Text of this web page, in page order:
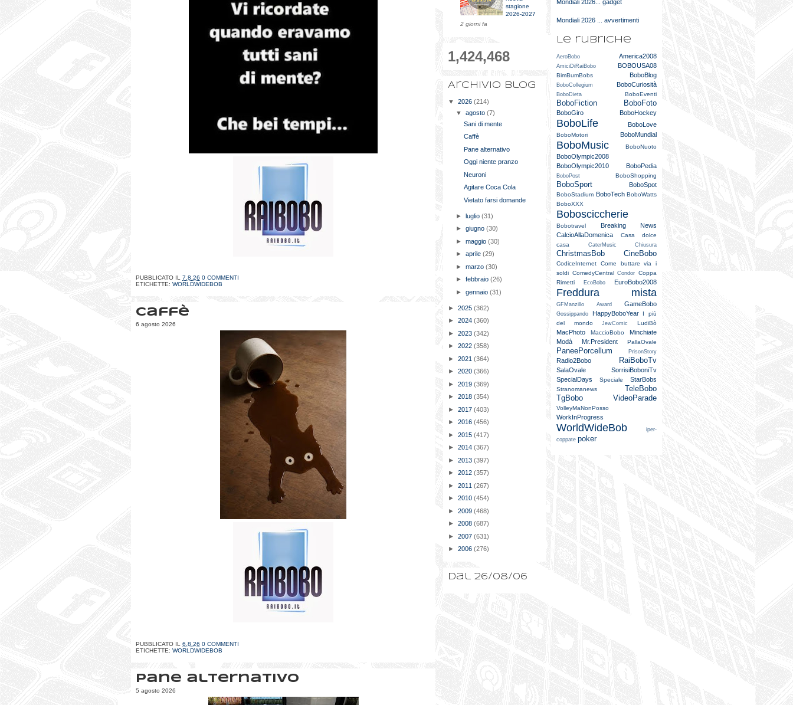
PUBBLICATO IL 7.8.26 0 COMMENTI
ETICHETTE: WORLDWIDEBOB
Caffè
6 agosto 2026
PUBBLICATO IL 6.8.26 0 COMMENTI
ETICHETTE: WORLDWIDEBOB
Pane alternativo
5 agosto 2026
stagione
2026-2027
2 giorni fa
1,424,468
Archivio blog
▼ 2026 (214)
▼agosto(7)
Sani di mente
Caffè
Pane alternativo
Oggi niente pranzo
Neuroni
Agitare Coca Cola
Vietato farsi domande
►luglio(31)
►giugno(30)
►maggio(30)
►aprile(29)
►marzo(30)
►febbraio(26)
►gennaio(31)
► 2025 (362)
► 2024 (360)
► 2023 (342)
► 2022 (358)
► 2021 (364)
► 2020 (366)
► 2019 (369)
► 2018 (354)
► 2017 (403)
► 2016 (456)
► 2015 (417)
► 2014 (367)
► 2013 (397)
► 2012 (357)
► 2011 (267)
► 2010 (454)
► 2009 (468)
► 2008 (687)
► 2007 (631)
► 2006 (276)
Dal 26/08/06
Mondiali 2026... gadget
Mondiali 2026 ... avvertimenti
Le rubriche
AeroBobo America2008
AmiciDiRaiBobo BOBOUSA08
BimBumBobs BoboBlog
BoboCollegium BoboCuriosità
BoboDieta BoboEventi
BoboFiction BoboFoto
BoboGiro BoboHockey
BoboLife BoboLove
BoboMotori BoboMundial
BoboMusic BoboNuoto
BoboOlympic2008
BoboOlympic2010
BoboPedia
BoboPost BoboShopping
BoboSport BoboSpot
BoboStadium BoboTech BoboWatts
BoboXXX
Bobosciccherie
Bobotravel
Breaking News
CalcioAllaDomenica
Casa dolce
casa
CaterMusic Chiusura
ChristmasBob CineBobo
CodiceInternet
Come buttare via i
soldi ComedyCentral Condor
Coppa
Rimetti
EcoBobo EuroBobo2008
Freddura mista
GFManzillo Award GameBobo
Gossippando HappyBoboYear
I più
del mondo
JewComic LudiBò
MacPhoto MaccioBobo
Minchiate
Modà
Mr.President PallaOvale
PaneePorcellum PrisonStory
Radio2Bobo RaiBoboTv
SalaOvale
SorrisiBoboniTv
SpecialDays
Speciale StarBobs
Stranomanews
TeleBobo
TgBobo
VideoParade
VolleyMaNonPosso
WorkInProgress
WorldWideBob
iper-
coppate poker